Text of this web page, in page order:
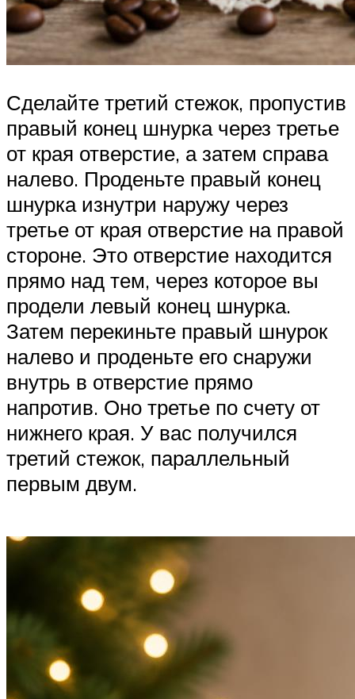
Сделайте третий стежок, пропустив
правый конец шнурка через третье
от края отверстие, а затем справа
налево. Проденьте правый конец
шнурка изнутри наружу через
третье от края отверстие на правой
стороне. Это отверстие находится
прямо над тем, через которое вы
продели левый конец шнурка.
Затем перекиньте правый шнурок
налево и проденьте его снаружи
внутрь в отверстие прямо
напротив. Оно третье по счету от
нижнего края. У вас получился
третий стежок, параллельный
первым двум.